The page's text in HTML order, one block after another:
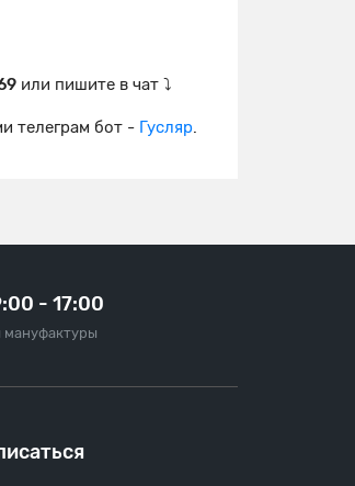
или пишите в чат ⤵
телеграм бот - Гусляр.
- 17:00